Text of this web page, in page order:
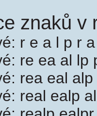
znaků v
r e a l p r
re ea al lp
rea eal
real ealp